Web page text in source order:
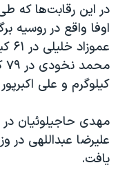
قانون شفافیت دارائی
اعتراضات مردمی آبان ۹۸
اسرائیل در جنگ
نرگس محمدی برنده
همایش محافظه‌کاران
صفحه‌های ویژه
سفر پرزیدنت ترامپ به
اوفا واقع در روسیه
کیلوگرم و علی اکبرپور در۱۲۵ کیلوگرم به مدال
یافت.